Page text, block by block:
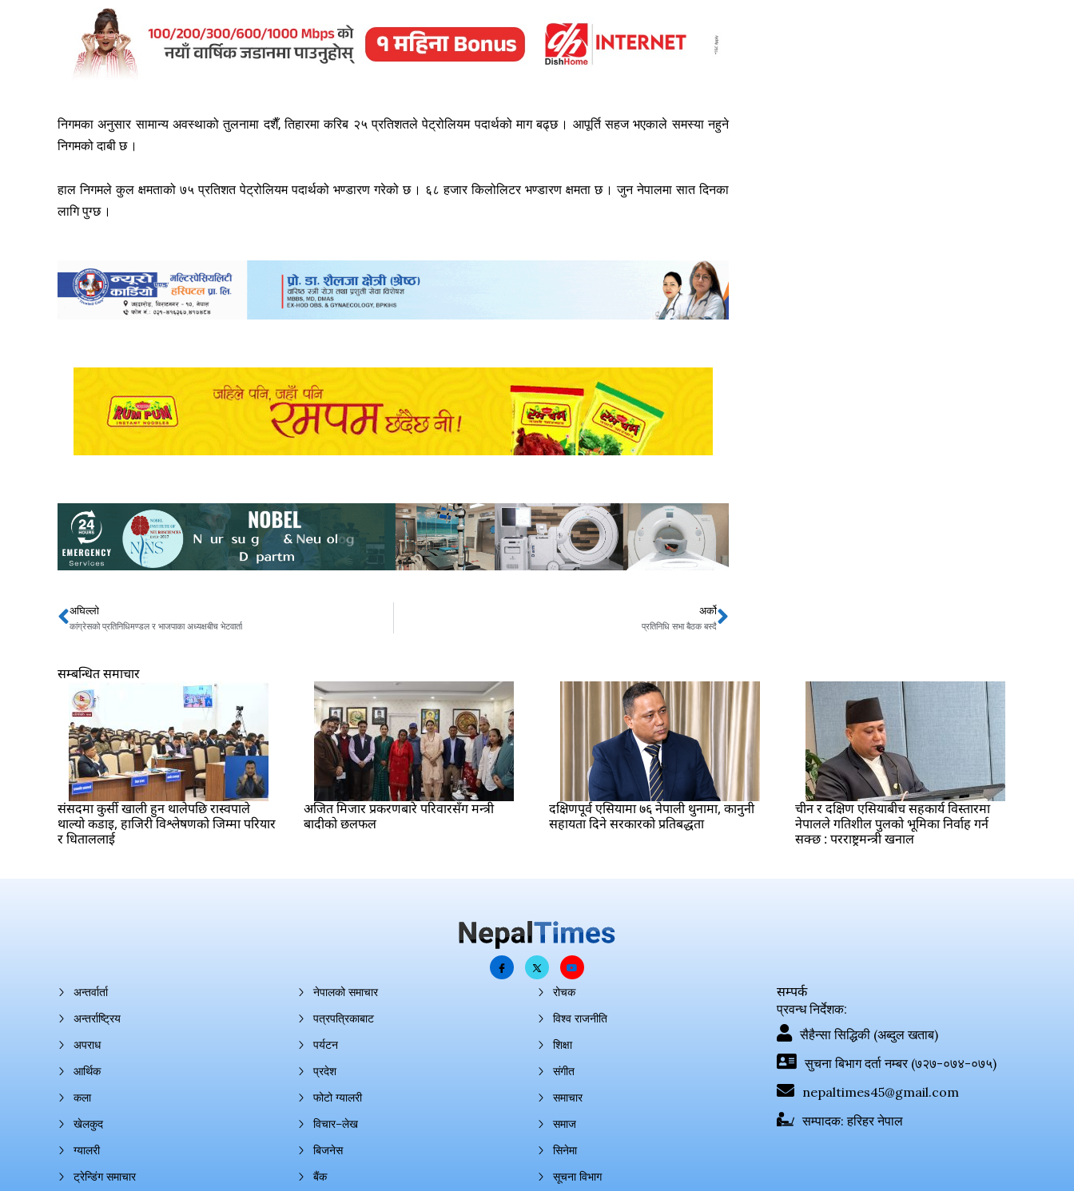
निगमका अनुसार सामान्य अवस्थाको तुलनामा दशैँ, तिहारमा करिब २५ प्रतिशतले पेट्रोलियम पदार्थको माग बढ्छ । आपूर्ति सहज भएकाले समस्या नहुने
निगमको दाबी छ ।
हाल निगमले कुल क्षमताको ७५ प्रतिशत पेट्रोलियम पदार्थको भण्डारण गरेको छ । ६८ हजार किलोलिटर भण्डारण क्षमता छ । जुन नेपालमा सात दिनका
लागि पुग्छ ।
Prev
अघिल्लो
कांग्रेसको प्रतिनिधिमण्डल र भाजपाका अध्यक्षबीच भेटवार्ता
अर्को
प्रतिनिधि सभा बैठक बस्दैNext
सम्बन्धित समाचार
संसदमा कुर्सी खाली हुन थालेपछि रास्वपाले
थाल्यो कडाइ, हाजिरी विश्लेषणको जिम्मा परियार
र धिताललाई
अजित मिजार प्रकरणबारे परिवारसँग मन्त्री
बादीको छलफल
दक्षिणपूर्व एसियामा ७६ नेपाली थुनामा, कानुनी
सहायता दिने सरकारको प्रतिबद्धता
चीन र दक्षिण एसियाबीच सहकार्य विस्तारमा
नेपालले गतिशील पुलको भूमिका निर्वाह गर्न
सक्छ : परराष्ट्रमन्त्री खनाल
अन्तर्वार्ता
अन्तर्राष्ट्रिय
अपराध
आर्थिक
कला
खेलकुद
ग्यालरी
ट्रेन्डिंग समाचार
नेपालको समाचार
पत्रपत्रिकाबाट
पर्यटन
प्रदेश
फोटो ग्यालरी
विचार–लेख
बिजनेस
बैंक
रोचक
विश्व राजनीति
शिक्षा
संगीत
समाचार
समाज
सिनेमा
सूचना विभाग
सम्पर्क
प्रवन्ध निर्देशक:
सैहैन्सा सिद्धिकी (अब्दुल खताब)
सुचना बिभाग दर्ता नम्बर (७२७-०७४-०७५)
nepaltimes45@gmail.com
सम्पादक: हरिहर नेपाल